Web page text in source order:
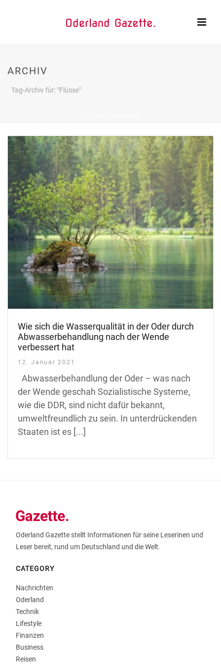
ARCHIV
Tag-Archiv für: "Flüsse"
Wie sich die Wasserqualität in der Oder durch
Abwasserbehandlung nach der Wende
verbessert hat
12. Januar 2021
Abwasserbehandlung der Oder – was nach
der Wende geschah Sozialistische Systeme,
wie die DDR, sind nicht dafür bekannt,
umweltfreundlich zu sein. In unterdrückenden
Staaten ist es [...]
Oderland Gazette stellt Informationen für seine Leserinen und
Leser bereit, rund um Deutschland und die Welt.
CATEGORY
Nachrichten
Oderland
Technik
Lifestyle
Finanzen
Business
Reisen